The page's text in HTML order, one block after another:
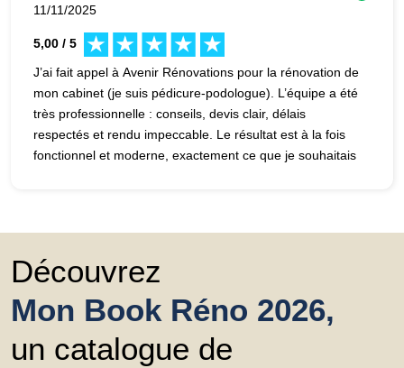
11/11/2025
5,00 / 5
J’ai fait appel à Avenir Rénovations pour la rénovation de
mon cabinet (je suis pédicure-podologue). L’équipe a été
très professionnelle : conseils, devis clair, délais
respectés et rendu impeccable. Le résultat est à la fois
fonctionnel et moderne, exactement ce que je souhaitais
Découvrez
Mon Book Réno 2026,
un catalogue de